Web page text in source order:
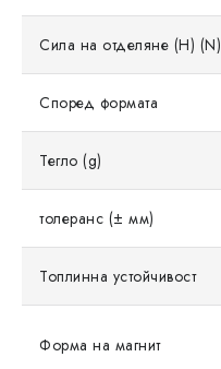
Сила на отделяне (Н) (N)
Според формата
Тегло (g)
толеранс (± мм)
Топлинна устойчивост
Форма на магнит